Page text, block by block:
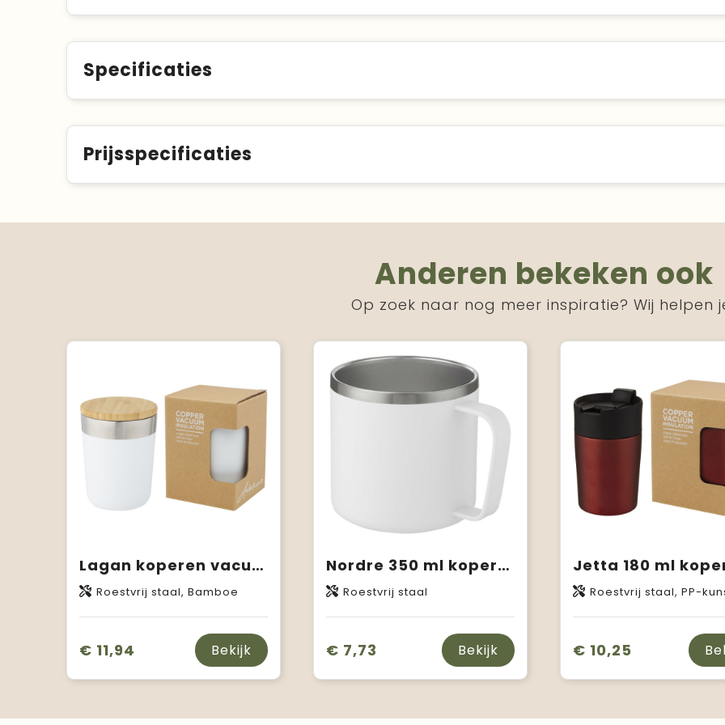
Specificaties
Prijsspecificaties
Anderen bekeken ook
Op zoek naar nog meer inspiratie? Wij helpen
Lagan koperen vacuüm geïsoleerde roestvrijstalen beker van 330 ml met bamboe deksel
Roestvrij staal, Bamboe
€ 11,94 Bekijk
Nordre 350 ml koperen vacuüm geïsoleerde beker
Roestvrij staal
€ 7,73 Bekijk
Roestvrij staal, PP-
€ 10,25